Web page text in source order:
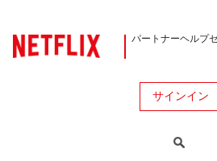
パートナーヘルプ
サインイン